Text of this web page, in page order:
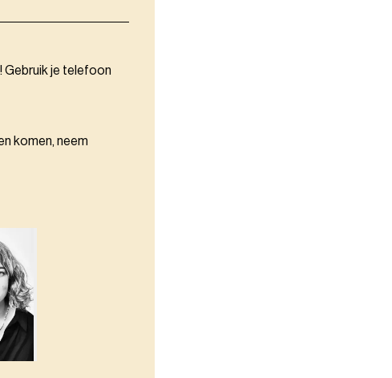
Gebruik je telefoon
komen, neem